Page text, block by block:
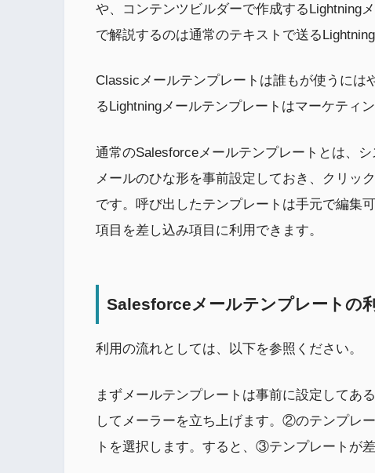
や、コンテンツビルダーで作成するLightning
で解説するのは通常のテキストで送る
Classicメールテンプレートは誰もが使うには
るLightningメールテンプレートはマーケティ
通常のSalesforceメールテンプレートとは、
メールのひな形を事前設定しておき、クリッ
です。呼び出したテンプレートは手元で編集
項目を差し込み項目に利用できます。
Salesforceメールテンプレートの
利用の流れとしては、以下を参照ください。
まずメールテンプレートは事前に設定してあ
してメーラーを立ち上げます。②のテンプレ
トを選択します。すると、③テンプレートが